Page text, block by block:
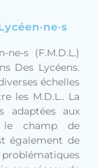
s (F.M.D.L.)
Des Lycéens.
échelles
les M.D.L.. La
adaptées aux
le champ de
également de